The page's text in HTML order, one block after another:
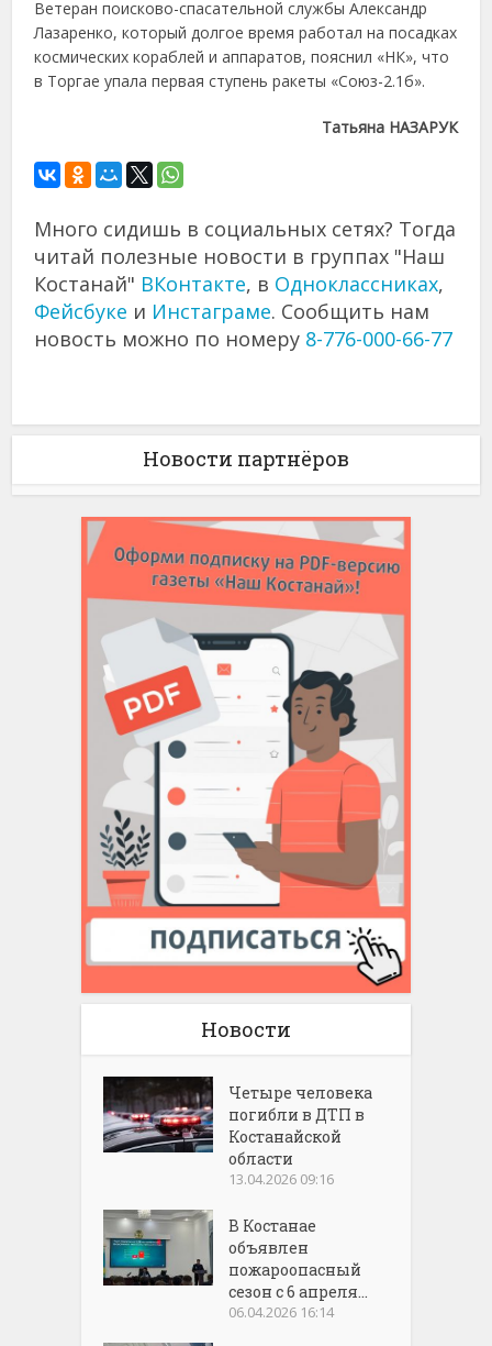
Ветеран поисково-спасательной службы Александр
Лазаренко, который долгое время работал на посадках
космических кораблей и аппаратов, пояснил «НК», что
в Торгае упала первая ступень ракеты «Союз-2.1б».
Татьяна НАЗАРУК
Много сидишь в социальных сетях? Тогда
читай полезные новости в группах "Наш
Костанай" ВКонтакте, в Одноклассниках,
Фейсбуке и Инстаграме. Сообщить нам
новость можно по номеру 8-776-000-66-77
Новости партнёров
Новости
Четыре человека
погибли в ДТП в
Костанайской
области
13.04.2026 09:16
В Костанае
объявлен
пожароопасный
сезон с 6 апреля...
06.04.2026 16:14